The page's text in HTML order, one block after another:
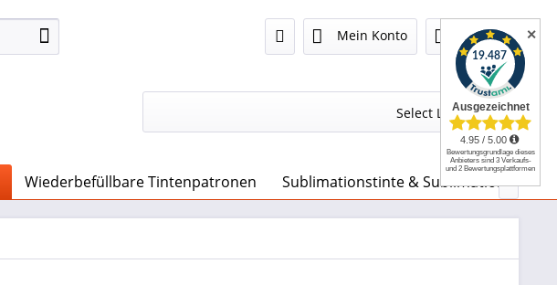
Mein Konto 0,00 €
Select Language▼
Wiederbefüllbare Tintenpatronen Sublimationstinte & Sublimationspapier

✕